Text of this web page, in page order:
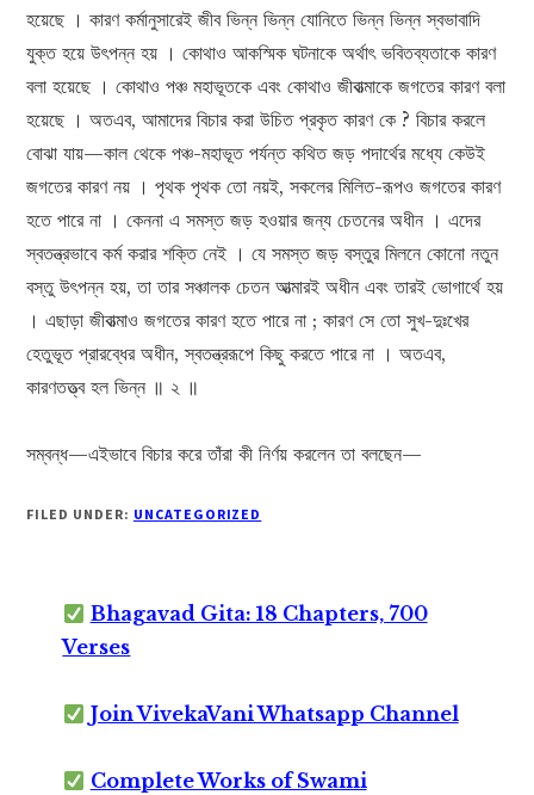
হয়েছে । কারণ কর্মানুসারেই জীব ভিন্ন ভিন্ন যোনিতে ভিন্ন ভিন্ন স্বভাবাদি
যুক্ত হয়ে উৎপন্ন হয় । কোথাও আকস্মিক ঘটনাকে অর্থাৎ ভবিতব্যতাকে কারণ
বলা হয়েছে । কোথাও পঞ্চ মহাভূতকে এবং কোথাও জীবাত্মাকে জগতের কারণ বলা
হয়েছে । অতএব, আমাদের বিচার করা উচিত প্রকৃত কারণ কে ? বিচার করলে
বোঝা যায়—কাল থেকে পঞ্চ-মহাভূত পর্যন্ত কথিত জড় পদার্থের মধ্যে কেউই
জগতের কারণ নয় । পৃথক পৃথক তো নয়ই, সকলের মিলিত-রূপও জগতের কারণ
হতে পারে না । কেননা এ সমস্ত জড় হওয়ার জন্য চেতনের অধীন । এদের
স্বতন্ত্রভাবে কর্ম করার শক্তি নেই । যে সমস্ত জড় বস্তুর মিলনে কোনো নতুন
বস্তু উৎপন্ন হয়, তা তার সঞ্চালক চেতন আত্মারই অধীন এবং তারই ভোগার্থে হয়
। এছাড়া জীবাত্মাও জগতের কারণ হতে পারে না ; কারণ সে তো সুখ-দুঃখের
হেতুভূত প্রারব্ধের অধীন, স্বতন্ত্ররূপে কিছু করতে পারে না । অতএব,
কারণতত্ত্ব হল ভিন্ন ॥ ২ ॥
সম্বন্ধ—এইভাবে বিচার করে তাঁরা কী নির্ণয় করলেন তা বলছেন—
FILED UNDER: UNCATEGORIZED
Bhagavad Gita: 18 Chapters, 700
Verses
Join VivekaVani Whatsapp Channel
Complete Works of Swami